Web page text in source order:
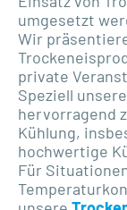
umgesetzt
Wir
private
Speziell unsere
hervorragend
Kühlung,
hochwertige
Für